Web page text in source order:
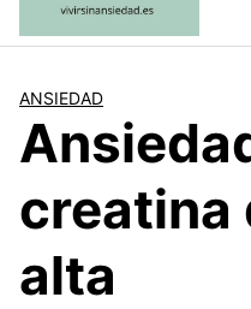
ANSIEDAD
creatina
alta